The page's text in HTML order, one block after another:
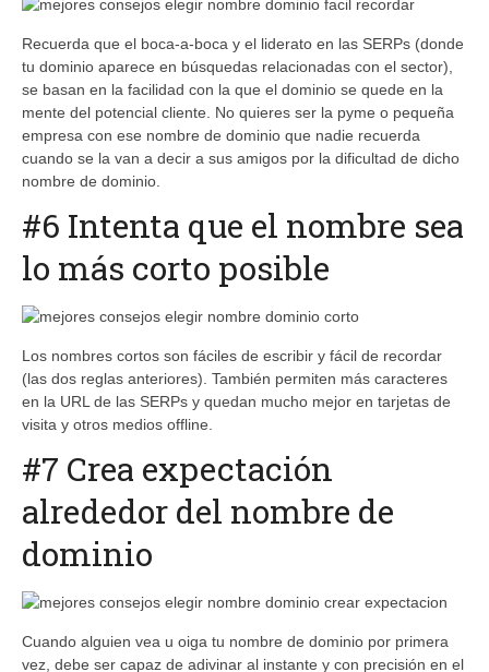
Recuerda que el boca-a-boca y el liderato en las SERPs (donde
tu dominio aparece en búsquedas relacionadas con el sector),
se basan en la facilidad con la que el dominio se quede en la
mente del potencial cliente. No quieres ser la pyme o pequeña
empresa con ese nombre de dominio que nadie recuerda
cuando se la van a decir a sus amigos por la dificultad de dicho
nombre de dominio.
#6 Intenta que el nombre sea
lo más corto posible
Los nombres cortos son fáciles de escribir y fácil de recordar
(las dos reglas anteriores). También permiten más caracteres
en la URL de las SERPs y quedan mucho mejor en tarjetas de
visita y otros medios offline.
#7 Crea expectación
alrededor del nombre de
dominio
Cuando alguien vea u oiga tu nombre de dominio por primera
vez, debe ser capaz de adivinar al instante y con precisión en el